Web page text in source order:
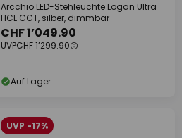
Arcchio LED-Stehleuchte Logan Ultra
HCL CCT, silber, dimmbar
CHF 1’049.90
UVPCHF 1’299.90
Auf Lager
UVP -17%